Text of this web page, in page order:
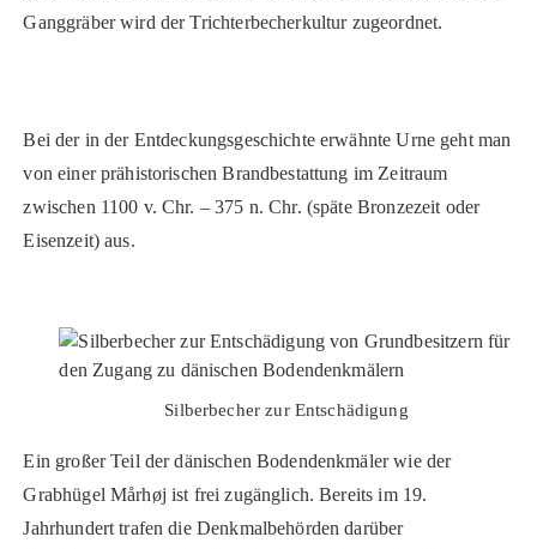
Ganggräber wird der Trichterbecherkultur zugeordnet.
Bei der in der Entdeckungsgeschichte erwähnte Urne geht man
von einer prähistorischen Brandbestattung im Zeitraum
zwischen 1100 v. Chr. – 375 n. Chr. (späte Bronzezeit oder
Eisenzeit) aus.
Silberbecher zur Entschädigung
Ein großer Teil der dänischen Bodendenkmäler wie der
Grabhügel Mårhøj ist frei zugänglich. Bereits im 19.
Jahrhundert trafen die Denkmalbehörden darüber